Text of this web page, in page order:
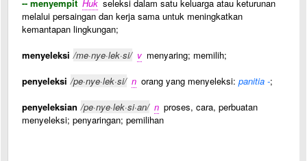
-- menyempit Huk seleksi dalam satu keluarga atau keturunan
melalui persaingan dan kerja sama untuk meningkatkan
kemantapan lingkungan;
menyeleksi /me·nye·lek·si/ v menyaring; memilih;
penyeleksi /pe·nye·lek·si/ n orang yang menyeleksi: panitia -;
penyeleksian /pe·nye·lek·si·an/ n proses, cara, perbuatan
menyeleksi; penyaringan; pemilihan